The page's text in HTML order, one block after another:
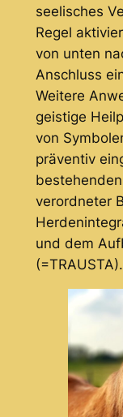
seelisches
Regel
von unten
Anschluss
Weitere
geistige
von
präventiv
verordneter
und dem
(=TRAUSTA).